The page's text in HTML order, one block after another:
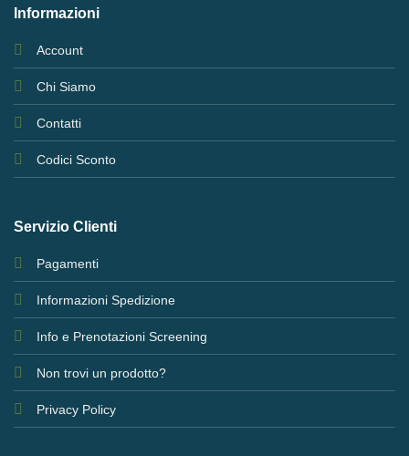
Informazioni
Account
Chi Siamo
Contatti
Codici Sconto
Servizio Clienti
Pagamenti
Informazioni Spedizione
Info e Prenotazioni Screening
Non trovi un prodotto?
Privacy Policy